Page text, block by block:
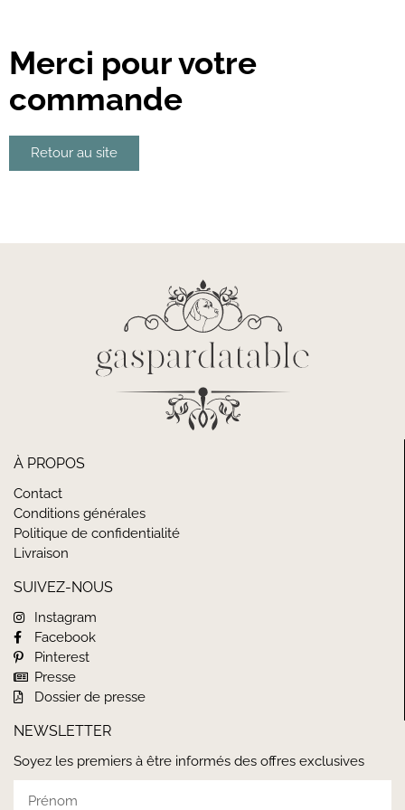
Merci pour votre
commande
Retour au site
À PROPOS
Contact
Conditions générales
Politique de confidentialité
Livraison
SUIVEZ-NOUS
Instagram
Facebook
Pinterest
Presse
Dossier de presse
NEWSLETTER
Soyez les premiers à être informés des offres exclusives